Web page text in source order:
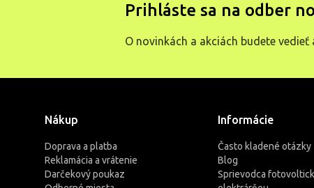
Prihláste sa na odber
O novinkách a akciách budete vedieť
Nákup
Doprava a platba
Reklamácia a vrátenie
Darčekový poukaz
Informácie
Často kladené otázky
Blog
Sprievodca